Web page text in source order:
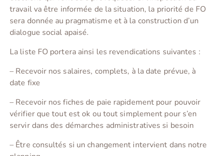
travail va être informée de la situation, la priorité de FO
sera donnée au pragmatisme et à la construction d’un
dialogue social apaisé.
La liste FO portera ainsi les revendications suivantes :
– Recevoir nos salaires, complets, à la date prévue, à
date fixe
– Recevoir nos fiches de paie rapidement pour pouvoir
vérifier que tout est ok ou tout simplement pour s’en
servir dans des démarches administratives si besoin
– Être consultés si un changement intervient dans notre